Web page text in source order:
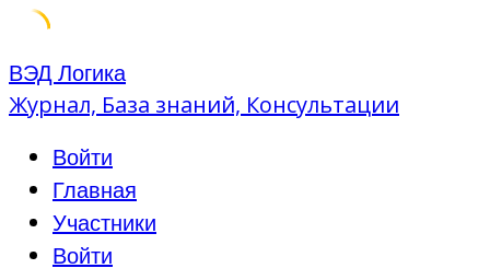
Skip
to
ВЭД Логика
Журнал, База знаний, Консультации
Войти
Главная
Участники
Войти